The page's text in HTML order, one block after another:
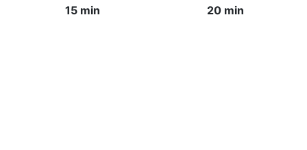
15 min
20 min